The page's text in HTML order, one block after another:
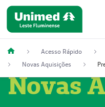
Acesso Rápido
Novas Aquisições
Novas